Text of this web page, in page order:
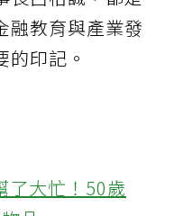
融教育與產業發
印記。
了大忙！50歲